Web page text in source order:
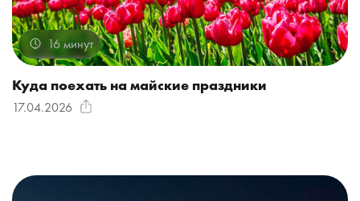
16 минут
Куда поехать на майские праздники
17.04.2026